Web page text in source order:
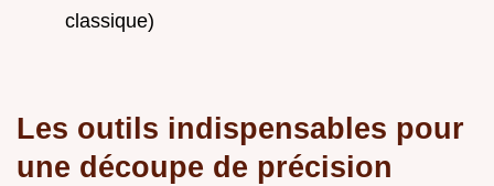
classique)
Les outils indispensables pour
une découpe de précision